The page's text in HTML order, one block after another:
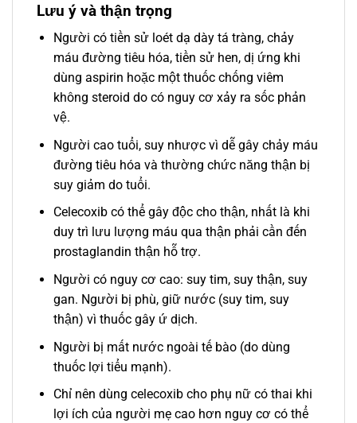
Lưu ý và thận trọng
Người có tiền sử loét dạ dày tá tràng, chảy
máu đường tiêu hóa, tiền sử hen, dị ứng khi
dùng aspirin hoặc một thuốc chống viêm
không steroid do có nguy cơ xảy ra sốc phản
vệ.
Người cao tuổi, suy nhược vì dễ gây chảy máu
đường tiêu hóa và thường chức năng thận bị
suy giảm do tuổi.
Celecoxib có thể gây độc cho thận, nhất là khi
duy trì lưu lượng máu qua thận phải cần đến
prostaglandin thận hỗ trợ.
Người có nguy cơ cao: suy tim, suy thận, suy
gan. Người bị phù, giữ nước (suy tim, suy
thận) vì thuốc gây ứ dịch.
Người bị mất nước ngoài tế bào (do dùng
thuốc lợi tiểu mạnh).
Chỉ nên dùng celecoxib cho phụ nữ có thai khi
lợi ích của người mẹ cao hơn nguy cơ có thể